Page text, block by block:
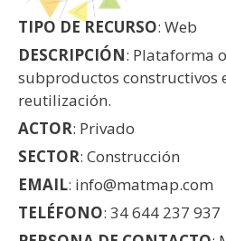
TIPO DE RECURSO: Web
DESCRIPCIÓN: Plataforma
subproductos constructivos
reutilización.
ACTOR: Privado
SECTOR: Construcción
EMAIL: info@matmap.com
TELÉFONO: 34 644 237 937